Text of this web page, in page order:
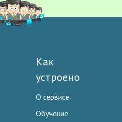
Как
устроено
О сервисе
Обучение